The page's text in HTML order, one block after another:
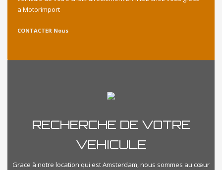
a Motorimport
CONTACTER Nous
RECHERCHE DE VOTRE
VEHICULE
Grace à notre location qui est Amsterdam, nous sommes au cœur